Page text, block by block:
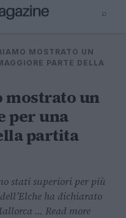
⌕
⌕
MOSTRATO UN
PARTE DELLA
mostrato un
per una
partita
stati superiori per più
ha dichiarato
... Read more